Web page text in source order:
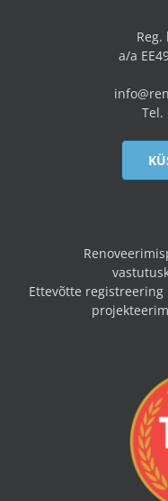
Reg.
a/a
Tel.
Ettevõtte registreering